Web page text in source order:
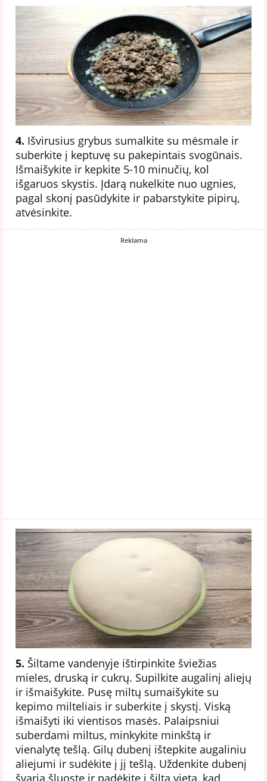
4. Išvirusius grybus sumalkite su mėsmale ir
suberkite į keptuvę su pakepintais svogūnais.
Išmaišykite ir kepkite 5-10 minučių, kol
išgaruos skystis. Įdarą nukelkite nuo ugnies,
pagal skonį pasūdykite ir pabarstykite pipirų,
atvėsinkite.
Reklama
5. Šiltame vandenyje ištirpinkite šviežias
mieles, druską ir cukrų. Supilkite augalinį aliejų
ir išmaišykite. Pusę miltų sumaišykite su
kepimo milteliais ir suberkite į skystį. Viską
išmaišyti iki vientisos masės. Palaipsniui
suberdami miltus, minkykite minkštą ir
vienalytę tešlą. Gilų dubenį ištepkite augaliniu
aliejumi ir sudėkite į jį tešlą. Uždenkite dubenį
švaria šluoste ir padėkite į šiltą vietą, kad